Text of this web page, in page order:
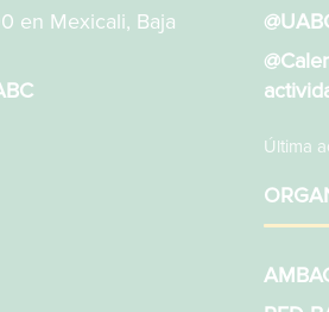
en Mexicali, Baja
Última